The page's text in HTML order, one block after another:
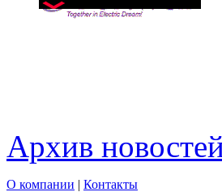
Архив
О компании | Контакты